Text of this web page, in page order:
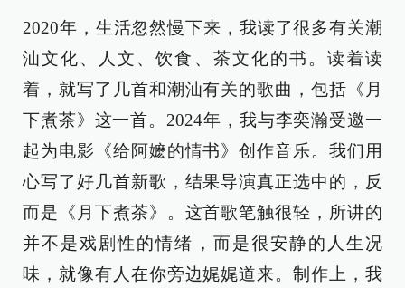
2020年，生活忽然慢下来，我读了很多有关潮
汕文化、人文、饮食、茶文化的书。读着读
着，就写了几首和潮汕有关的歌曲，包括《月
下煮茶》这一首。2024年，我与李奕瀚受邀一
起为电影《给阿嬷的情书》创作音乐。我们用
心写了好几首新歌，结果导演真正选中的，反
而是《月下煮茶》。这首歌笔触很轻，所讲的
并不是戏剧性的情绪，而是很安静的人生况
味，就像有人在你旁边娓娓道来。制作上，我